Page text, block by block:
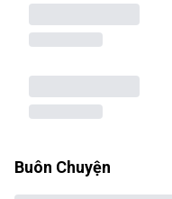
Buôn Chuyện